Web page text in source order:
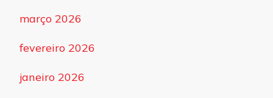
março 2026
fevereiro 2026
janeiro 2026